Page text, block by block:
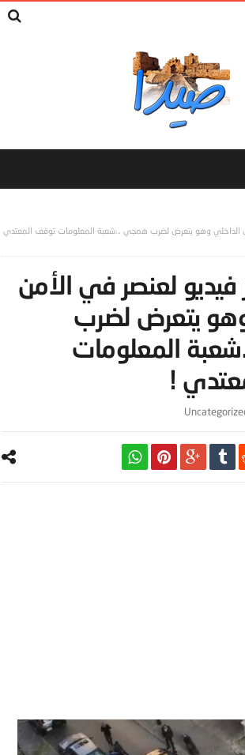
الداخلي وهو يتعرض لضرب همجي …شعبة المعلومات توقف المعتدي
فيديو لعنصر في الأمن
يتعرض لضرب
المعلومات
!